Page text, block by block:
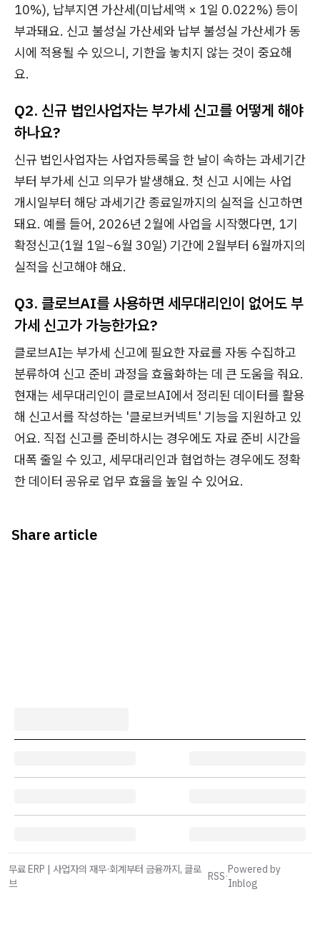
10%), 납부지연 가산세(미납세액 × 1일 0.022%) 등이
부과돼요. 신고 불성실 가산세와 납부 불성실 가산세가 동
시에 적용될 수 있으니, 기한을 놓치지 않는 것이 중요해
요.
Q2. 신규 법인사업자는 부가세 신고를 어떻게 해야
하나요?
신규 법인사업자는 사업자등록을 한 날이 속하는 과세기간
부터 부가세 신고 의무가 발생해요. 첫 신고 시에는 사업
개시일부터 해당 과세기간 종료일까지의 실적을 신고하면
돼요. 예를 들어, 2026년 2월에 사업을 시작했다면, 1기
확정신고(1월 1일~6월 30일) 기간에 2월부터 6월까지의
실적을 신고해야 해요.
Q3. 클로브AI를 사용하면 세무대리인이 없어도 부
가세 신고가 가능한가요?
클로브AI는 부가세 신고에 필요한 자료를 자동 수집하고
분류하여 신고 준비 과정을 효율화하는 데 큰 도움을 줘요.
현재는 세무대리인이 클로브AI에서 정리된 데이터를 활용
해 신고서를 작성하는 '클로브커넥트' 기능을 지원하고 있
어요. 직접 신고를 준비하시는 경우에도 자료 준비 시간을
대폭 줄일 수 있고, 세무대리인과 협업하는 경우에도 정확
한 데이터 공유로 업무 효율을 높일 수 있어요.
Share article
무료 ERP | 사업자의 재무·회계부터 금융까지, 클로
브
RSS·
Powered by
Inblog